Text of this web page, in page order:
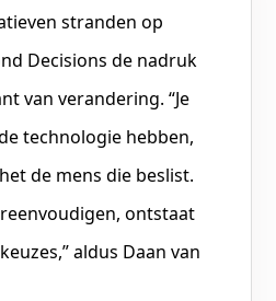
stranden op
Decisions de nadruk
van verandering. “Je
technologie hebben,
de mens die beslist.
ontstaat
aldus Daan van